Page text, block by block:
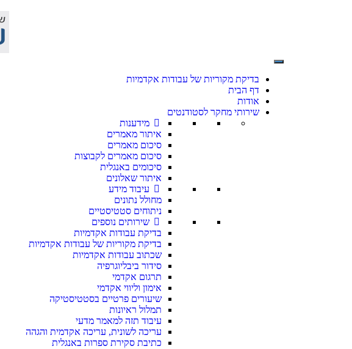
בדיקת מקוריות של עבודות אקדמיות
דף הבית
אודות
שירותי מחקר לסטודנטים
מידענות
איתור מאמרים
סיכום מאמרים
סיכום מאמרים לקבוצות
סיכומים באנגלית
איתור שאלונים
עיבוד מידע
מחולל נתונים
ניתוחים סטטיסטיים
שירותים נוספים
בדיקת עבודות אקדמיות
בדיקת מקוריות של עבודות אקדמיות
שכתוב עבודות אקדמיות
סידור ביבליוגרפיה
תרגום אקדמי
אימון וליווי אקדמי
שיעורים פרטיים בסטטיסטיקה
תמלול ראיונות
עיבוד תזה למאמר מדעי
עריכה לשונית, עריכה אקדמית והגהה
כתיבת סקירת ספרות באנגלית